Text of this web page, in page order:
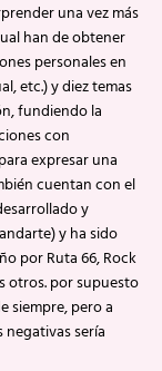
una vez más
han de obtener
personales en
etc.) y diez temas
fundiendo la
con
expresar una
cuentan con el
y
y ha sido
por Ruta 66, Rock
otros. por supuesto
siempre, pero a
negativas sería